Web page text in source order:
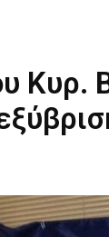
Κυρ.